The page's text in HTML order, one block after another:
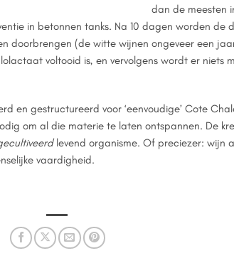
dan de meesten
in betonnen tanks. Na 10 dagen worden de
doorbrengen (de witte wijnen ongeveer een
voltooid is, en vervolgens wordt er niets
en gestructureerd voor ‘eenvoudige’ Cote
om al die materie te laten ontspannen. De
levend organisme. Of preciezer: wijn
vaardigheid.